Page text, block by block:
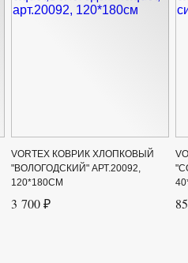
VORTEX КОВРИК ХЛОПКОВЫЙ
"ВОЛОГОДСКИЙ" АРТ.20092,
120*180СМ
3 700 ₽